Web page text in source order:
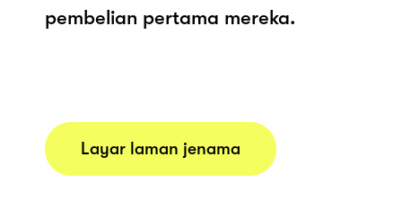
pembelian pertama mereka.
Layar laman jenama